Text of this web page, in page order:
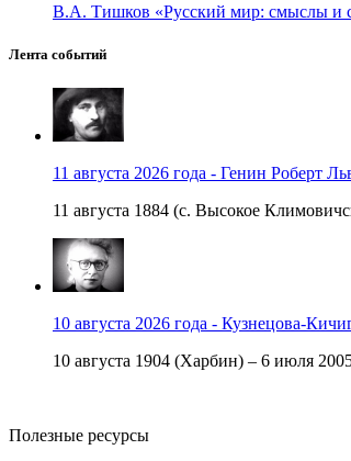
В.А. Тишков «Русский мир: смыслы и
Лента событий
11 августа 2026 года - Генин Роберт
11 августа 1884 (с. Высокое
10 августа 2026 года - Кузнецова-
10 августа 1904 (Харбин) – 6 июля
Полезные ресурсы